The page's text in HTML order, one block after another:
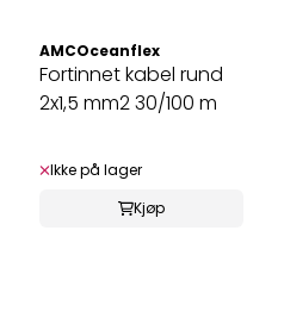
AMCOceanflex
Fortinnet kabel rund
2x1,5 mm2 30/100 m
Ikke på lager
Kjøp